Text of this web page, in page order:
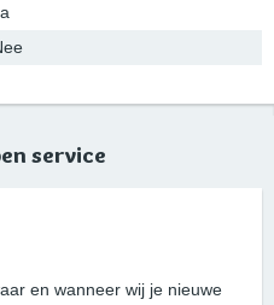
service
en wanneer wij je nieuwe